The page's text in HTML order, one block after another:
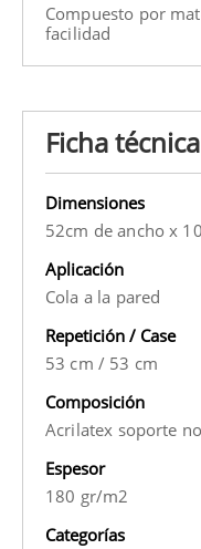
Compuesto por
facilidad
Ficha técnica
Dimensiones
52cm de ancho x
Aplicación
Cola a la pared
Repetición / Case
53 cm / 53 cm
Composición
Acrilatex soporte
Espesor
180 gr/m2
Categorías